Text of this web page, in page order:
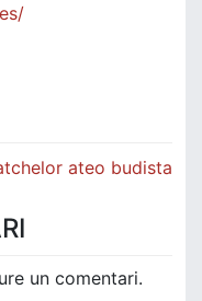
ateo budista
un comentari.